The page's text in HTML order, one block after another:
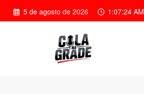
Pular
para
5 de agosto de 2026 1:07:25 AM